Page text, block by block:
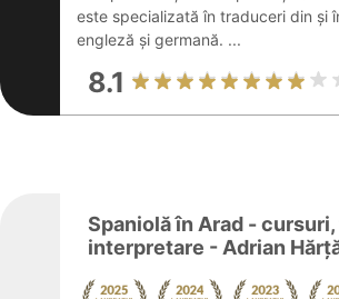
este specializată în traduceri din și
engleză și germană. ...
8.1
Spaniolă în Arad -
interpretare - Adrian